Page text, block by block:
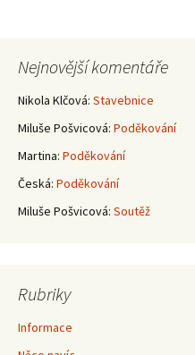
pro
příspěvky
Nejnovější komentáře
Nikola Klčová: Stavebnice
Miluše Pošvicová: Poděkování
Martina: Poděkování
Česká: Poděkování
Miluše Pošvicová: Soutěž
Rubriky
Informace